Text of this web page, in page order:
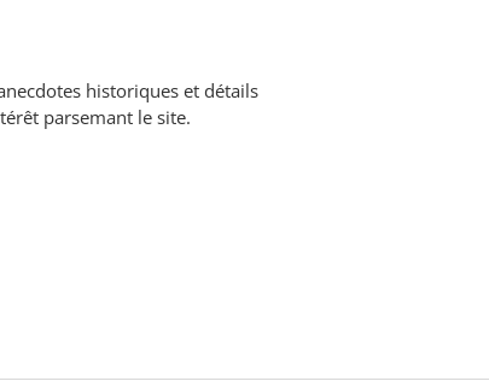
historiques et détails
parsemant le site.